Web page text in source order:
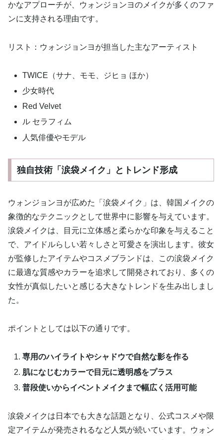
かなアプローチが、ウォンジョンヨのメイクが多くのファ
ンに支持される理由です。
リスト：ウォンジョンヨが担当した主なアーティスト
TWICE（サナ、モモ、ジヒョ ほか）
少女時代
Red Velvet
ル セラフィム
人気俳優やモデル
独自技術「涙袋メイク」とトレンド形成
ウォンジョンヨが広めた「涙袋メイク」は、韓国メイクの
象徴的なテクニックとして世界中に影響を与えています。
涙袋メイクは、目元に立体感と柔らかな印象を与えること
で、アイドルらしい若々しさと可愛さを演出します。彼女
が監修したアイテムやコスメブランドは、この涙袋メイク
に最適な質感やカラーを追求して開発されており、多くの
女性が真似したいと感じる大きなトレンドを生み出しまし
た。
ポイントとしては以下の通りです。
専用のハイライトやシャドウで自然な影を作る
肌になじむカラーで目元に透明感をプラス
普段使いからイベントメイクまで幅広く活用可能
涙袋メイクは日本でも大きな話題となり、公式コスメや限
定アイテムが発売されるなど人気が続いています。ウォン